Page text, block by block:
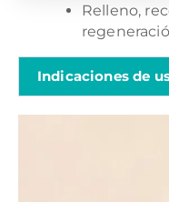
Relleno,
Indicaciones de